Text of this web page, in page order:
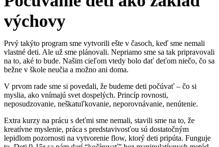
výchovy
Prvý takýto program sme vytvorili ešte v časoch, keď sme nemali
vlastné deti. Ale už sme plánovali. Nepriamo sme sa tak pripravovali
na to, aké to bude. Našim cieľom vtedy bolo dať deťom niečo, čo sa
bežne v škole neučia a možno ani doma.
V prvom rade sme si povedali, že budeme deti počúvať – čo si
myslia, ako vnímajú svet dospelých. Princíp rovnosti,
neposudzovanie, neškatuľkovanie, neporovnávanie, nenútenie.
Extra kurzy na prácu s deťmi sme nemali, stavili sme na to, že
kreatívne myslenie, práca s predstavivosťou sú dostatočným
lepidlom pozornosti na vytvorenie flow, ktorý deti pripúta. Funguje